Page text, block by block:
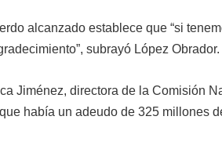
alcanzado establece que “si
subrayó López Obrador.
Jiménez, directora de la Comisión
había un adeudo de 325 millones